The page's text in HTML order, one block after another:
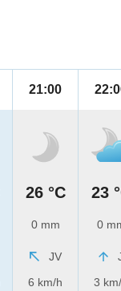
21:00
26 °C
0 mm
JV
6 km/h
23
0
3